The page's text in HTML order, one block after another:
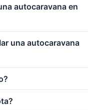
autocaravana en
una autocaravana